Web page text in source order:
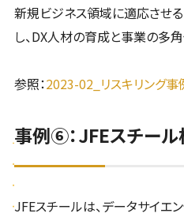
新規ビジネス領域に適応させ
し、DX人材の育成と事業の多
参照：2023-02_リスキリング
事例⑥：JFEスチー
JFEスチールは、データサイエ